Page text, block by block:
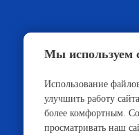
Мы используем
Использование
улучшить работу
более комфортным.
просматривать наш